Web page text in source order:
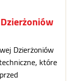
Dzierżoniów
które